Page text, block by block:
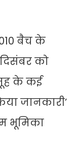
बैच के
को
के कई
जानकारी’
भूमिका